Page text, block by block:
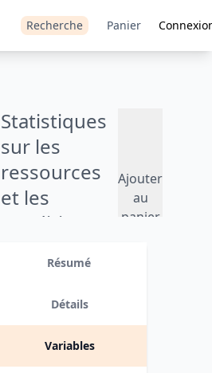
Recherche Panier
Statistiques
sur les
ressources
et les
conditions
- 2011
Ajouter
au
panier
Version 4 : suppression des 6
variables (fichier "individus") PB210,
PB210_F, PB220A, PB220A_F,
Résumé
Détails
Variables